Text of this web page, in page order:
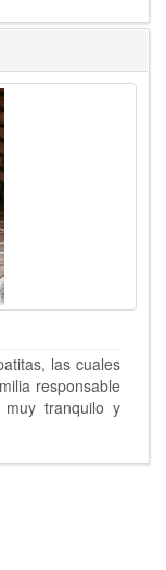
las cuales
responsable
tranquilo y